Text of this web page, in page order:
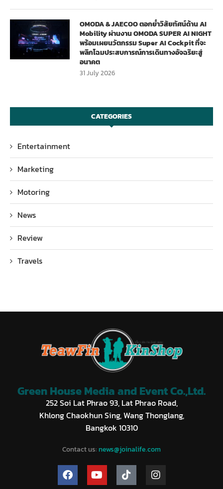
OMODA & JAECOO ตอกย้ำวิสัยทัศน์ด้าน AI
Mobility ผ่านงาน OMODA SUPER AI NIGHT
พร้อมเผยนวัตกรรม Super AI Cockpit ที่จะ
พลิกโฉมประสบการณ์การเดินทางอัจฉริยะสู่
อนาคต
31 July 2026
CATEGORIES
Entertainment
Marketing
Motoring
News
Review
Travels
Green House Media and Event Co.,Ltd.
252 Soi Lat Phrao 93, Lat Phrao Road,
Khlong Chaokhun Sing, Wang Thonglang,
Bangkok 10310
Contact us: news@joinalife.com